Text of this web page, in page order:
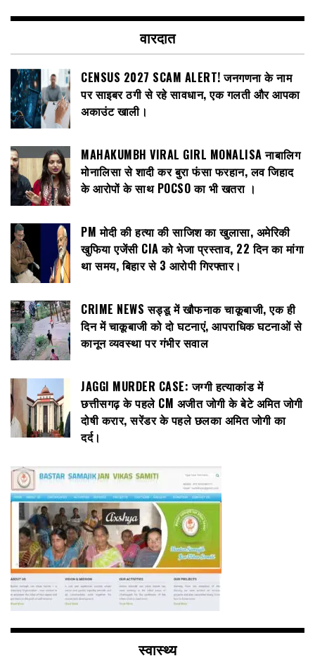
वारदात
CENSUS 2027 SCAM ALERT! जनगणना के नाम
पर साइबर ठगी से रहे सावधान, एक गलती और आपका
अकाउंट खाली।
MAHAKUMBH VIRAL GIRL MONALISA नाबालिग
मोनालिसा से शादी कर बुरा फंसा फरहान, लव जिहाद
के आरोपों के साथ POCSO का भी खतरा ।
PM मोदी की हत्या की साजिश का खुलासा, अमेरिकी
खुफिया एजेंसी CIA को भेजा प्रस्ताव, 22 दिन का मांगा
था समय, बिहार से 3 आरोपी गिरफ्तार।
CRIME NEWS सड्डू में खौफनाक चाकूबाजी, एक ही
दिन में चाकूबाजी को दो घटनाएं, आपराधिक घटनाओं से
कानून व्यवस्था पर गंभीर सवाल
JAGGI MURDER CASE: जग्गी हत्याकांड में
छत्तीसगढ़ के पहले CM अजीत जोगी के बेटे अमित जोगी
दोषी करार, सरेंडर के पहले छलका अमित जोगी का
दर्द।
स्वास्थ्य